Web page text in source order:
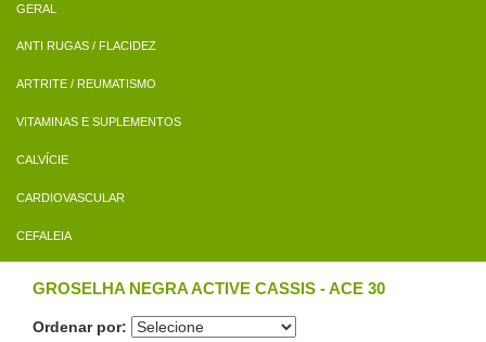
ANTI RUGAS / FLACIDEZ
ARTRITE / REUMATISMO
VITAMINAS E SUPLEMENTOS
CALVÍCIE
CARDIOVASCULAR
CEFALEIA
GROSELHA NEGRA ACTIVE CASSIS - ACE 30
Ordenar por: